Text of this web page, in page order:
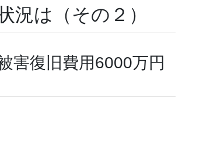
況は（その２）
害復旧費用6000万円